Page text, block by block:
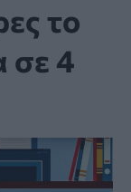
το
σε 4